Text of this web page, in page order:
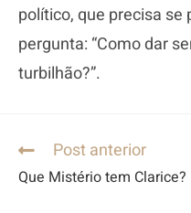
político, que precisa se
pergunta: “Como dar
turbilhão?”.
Post anterior
Que Mistério tem Clarice?